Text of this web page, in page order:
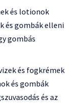
és lotionok
és gombák elleni
gombás
és fogkrémek
és gombák
és az